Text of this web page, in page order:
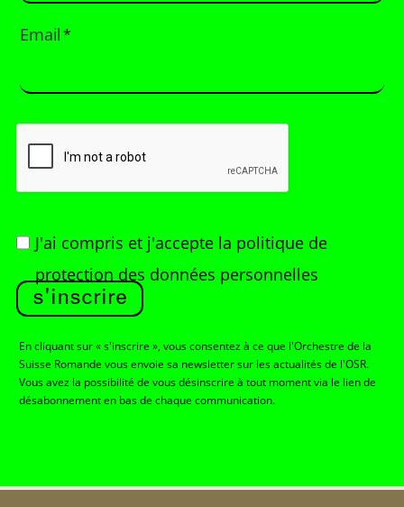
Email*
J'ai compris et j'accepte la politique de
protection des données personnelles
s'inscrire
En cliquant sur « s'inscrire », vous consentez à ce que l'Orchestre de la
Suisse Romande vous envoie sa newsletter sur les actualités de l'OSR.
Vous avez la possibilité de vous désinscrire à tout moment via le lien de
désabonnement en bas de chaque communication.